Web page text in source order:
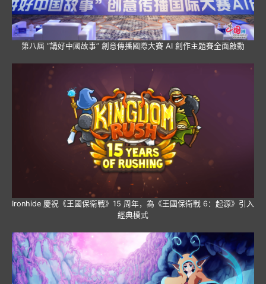
第八屆 “講好中國故事” 創意傳播國際大賽 AI 創作主題賽全面啟動
Ironhide 慶祝《王國保衛戰》15 周年，為《王國保衛戰 6：起源》引入
經典模式